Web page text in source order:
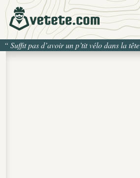
“ Suffit pas d’avoir un p’tit vélo dans la tête